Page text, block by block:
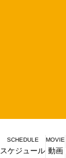
SCHEDULE
スケジュール
MOVIE
動画